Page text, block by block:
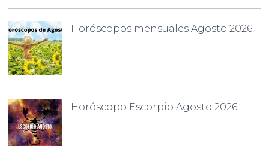
Horóscopos mensuales Agosto 2026
Horóscopo Escorpio Agosto 2026